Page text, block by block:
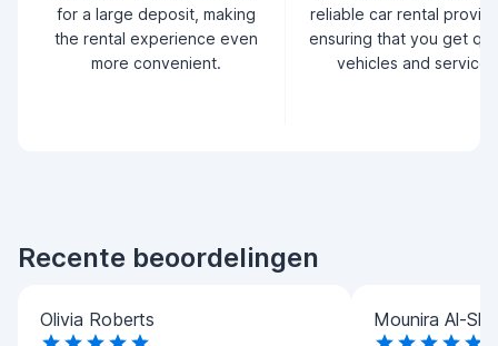
for a large deposit, making
the rental experience even
more convenient.
reliable car rental
ensuring that you get
vehicles and service.
Recente beoordelingen
Olivia Roberts Mounira Al-